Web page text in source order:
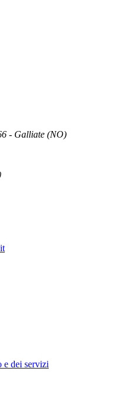
- Galliate (NO)
e dei servizi